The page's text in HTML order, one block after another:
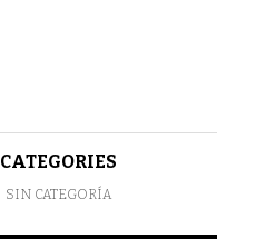
el grado de
CATEGORIES
SIN CATEGORÍA